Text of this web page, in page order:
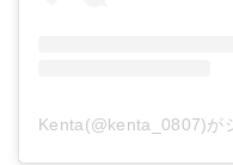
Kenta(@kenta_0807)が